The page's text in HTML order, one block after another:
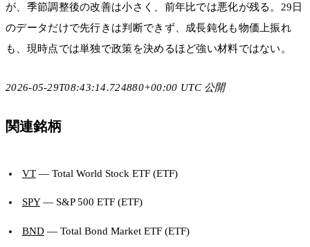
が、季節調整後の改善は小さく、前年比では悪化が残る。29日
のデータだけで先行きは判断できず、成長鈍化も物価上振れ
も、現時点では単独で政策を決めるほど強い材料ではない。
2026-05-29T08:43:14.724880+00:00 UTC 公開
関連銘柄
VT— Total World Stock ETF (ETF)
SPY— S&P 500 ETF (ETF)
BND— Total Bond Market ETF (ETF)